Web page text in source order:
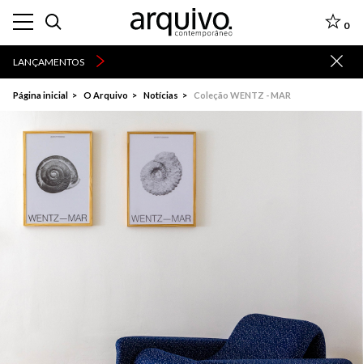
0
LANÇAMENTOS
Página inicial O Arquivo Notícias Coleção WENTZ - MAR